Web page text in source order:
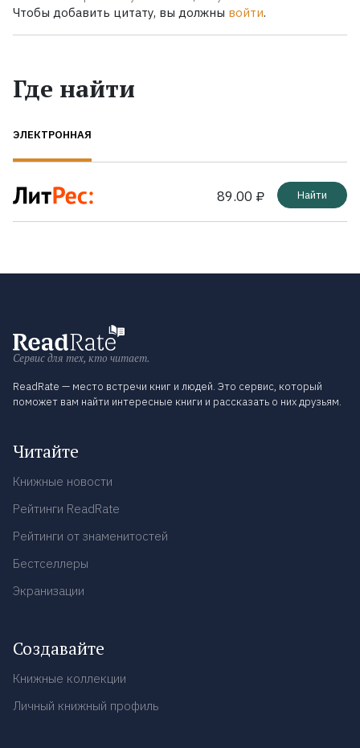
Чтобы добавить цитату, вы должны войти.
Где найти
ЭЛЕКТРОННАЯ
89.00 ₽ Найти
Сервис для тех, кто читает.
ReadRate — место встречи книг и людей. Это сервис, который
поможет вам найти интересные книги и рассказать о них друзьям.
Читайте
Книжные новости
Рейтинги ReadRate
Рейтинги от знаменитостей
Бестселлеры
Экранизации
Создавайте
Книжные коллекции
Личный книжный профиль